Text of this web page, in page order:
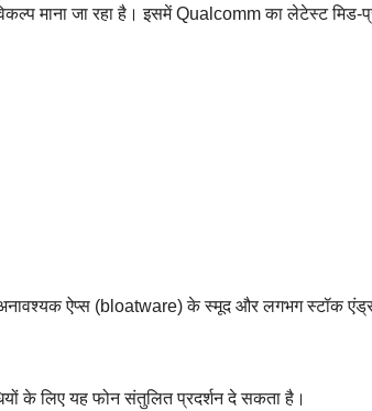
माना जा रहा है। इसमें Qualcomm का लेटेस्ट मिड-
ऐप्स (bloatware) के स्मूद और लगभग स्टॉक
के लिए यह फोन संतुलित प्रदर्शन दे सकता है।